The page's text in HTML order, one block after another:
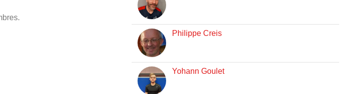
Philippe Creis
Yohann Goulet